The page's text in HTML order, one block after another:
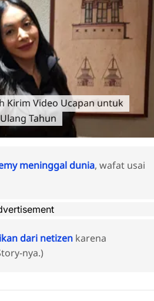
Kirim Video Ucapan untuk
Tahun
meninggal dunia, wafat usai
dari netizen karena
nya.)